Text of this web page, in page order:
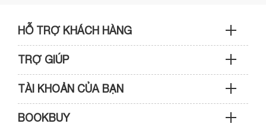
HỖ TRỢ KHÁCH HÀNG
Sản phẩm & Đơn hàng: 0933 109 009
Kỹ thuật & Bảo hành: 0989 439 986
TRỢ GIÚP
Hướng dẫn mua hàng
TÀI KHOẢN CỦA BẠN
Cập nhật tài khoản
BOOKBUY